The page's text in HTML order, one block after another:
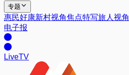
专题
惠民好康新村视角焦点特写旅人视角
电子报
LiveTV